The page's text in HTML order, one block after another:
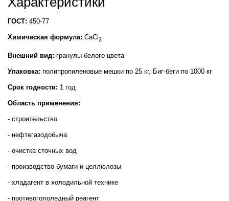
ГОСТ: 450-77
Химическая формула: CaCl 2
Внешний вид: гранулы белого цвета
Упаковка: полипропиленовые мешки по 25 кг, Биг-беги по 1000 кг
Срок годности: 1 год
Область применения:
- строительство
- нефтегазодобыча
- очистка сточных вод
- производство бумаги и целлюлозы
- хладагент в холодильной технике
- противогололедный реагент